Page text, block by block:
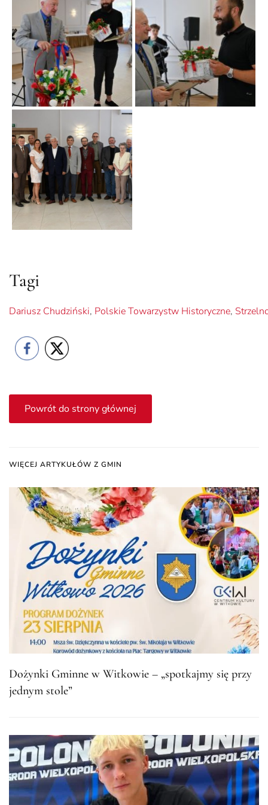
Tagi
Dariusz Chudziński, Polskie Towarzystw Historyczne,
Powrót do strony głównej
WIĘCEJ ARTYKUŁÓW Z GMIN
Dożynki Gminne w Witkowie – „spotkajmy się przy
jednym stole”